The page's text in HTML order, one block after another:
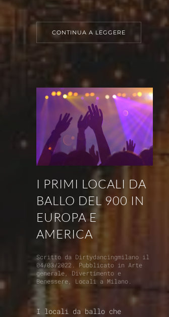
CONTINUA A LEGGERE
I PRIMI LOCALI DA
BALLO DEL 900 IN
EUROPA E
AMERICA
Scritto da Dirtydancingmilano il
04/03/2022 . Pubblicato in Arte
generale
Divertimento e
Benessere
Locali a Milano
I locali da ballo che